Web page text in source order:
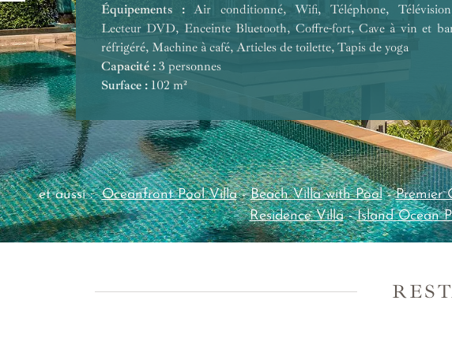
Équipements :Air conditionné, Wifi, Téléphone,
Lecteur DVD, Enceinte Bluetooth, Coffre-fort, Cave à vin et
réfrigéré, Machine à café, Articles de toilette, Tapis de yoga
Capacité : 3 personnes
Surface : 102 m²
Équipements :
Capacité :
Surface :
Équipements :
Capacité :
Surface :
Équipements :
Capacité :
Surface :
Équipements :
Capacité :
Surface :
Équipements :
Capacité :
Surface :
Capacité :
Surface :
Équipements :
Capacité :
Surface :
Équipements :
Capacité :
Surface :
et aussi :Oceanfront Pool Villa-Beach Villa with Pool-Premier
Residence Villa-Island Ocean